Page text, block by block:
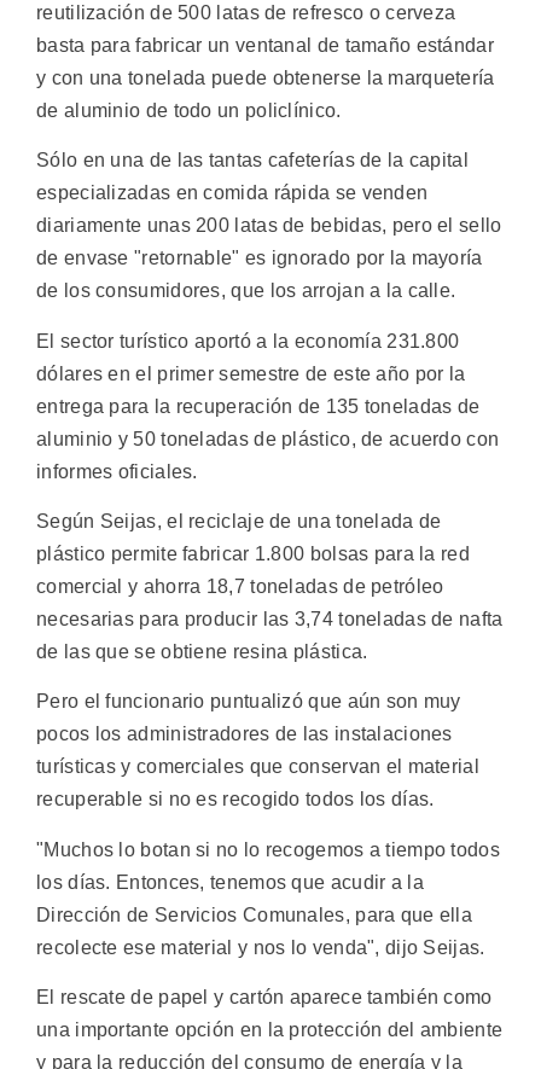
reutilización de 500 latas de refresco o cerveza
basta para fabricar un ventanal de tamaño estándar
y con una tonelada puede obtenerse la marquetería
de aluminio de todo un policlínico.
Sólo en una de las tantas cafeterías de la capital
especializadas en comida rápida se venden
diariamente unas 200 latas de bebidas, pero el sello
de envase "retornable" es ignorado por la mayoría
de los consumidores, que los arrojan a la calle.
El sector turístico aportó a la economía 231.800
dólares en el primer semestre de este año por la
entrega para la recuperación de 135 toneladas de
aluminio y 50 toneladas de plástico, de acuerdo con
informes oficiales.
Según Seijas, el reciclaje de una tonelada de
plástico permite fabricar 1.800 bolsas para la red
comercial y ahorra 18,7 toneladas de petróleo
necesarias para producir las 3,74 toneladas de nafta
de las que se obtiene resina plástica.
Pero el funcionario puntualizó que aún son muy
pocos los administradores de las instalaciones
turísticas y comerciales que conservan el material
recuperable si no es recogido todos los días.
"Muchos lo botan si no lo recogemos a tiempo todos
los días. Entonces, tenemos que acudir a la
Dirección de Servicios Comunales, para que ella
recolecte ese material y nos lo venda", dijo Seijas.
El rescate de papel y cartón aparece también como
una importante opción en la protección del ambiente
y para la reducción del consumo de energía y la